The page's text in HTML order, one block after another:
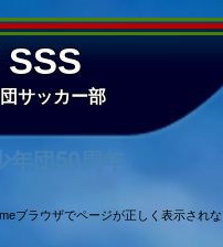
サッカー部
団50周年
ブラウザでページが正しく表示され